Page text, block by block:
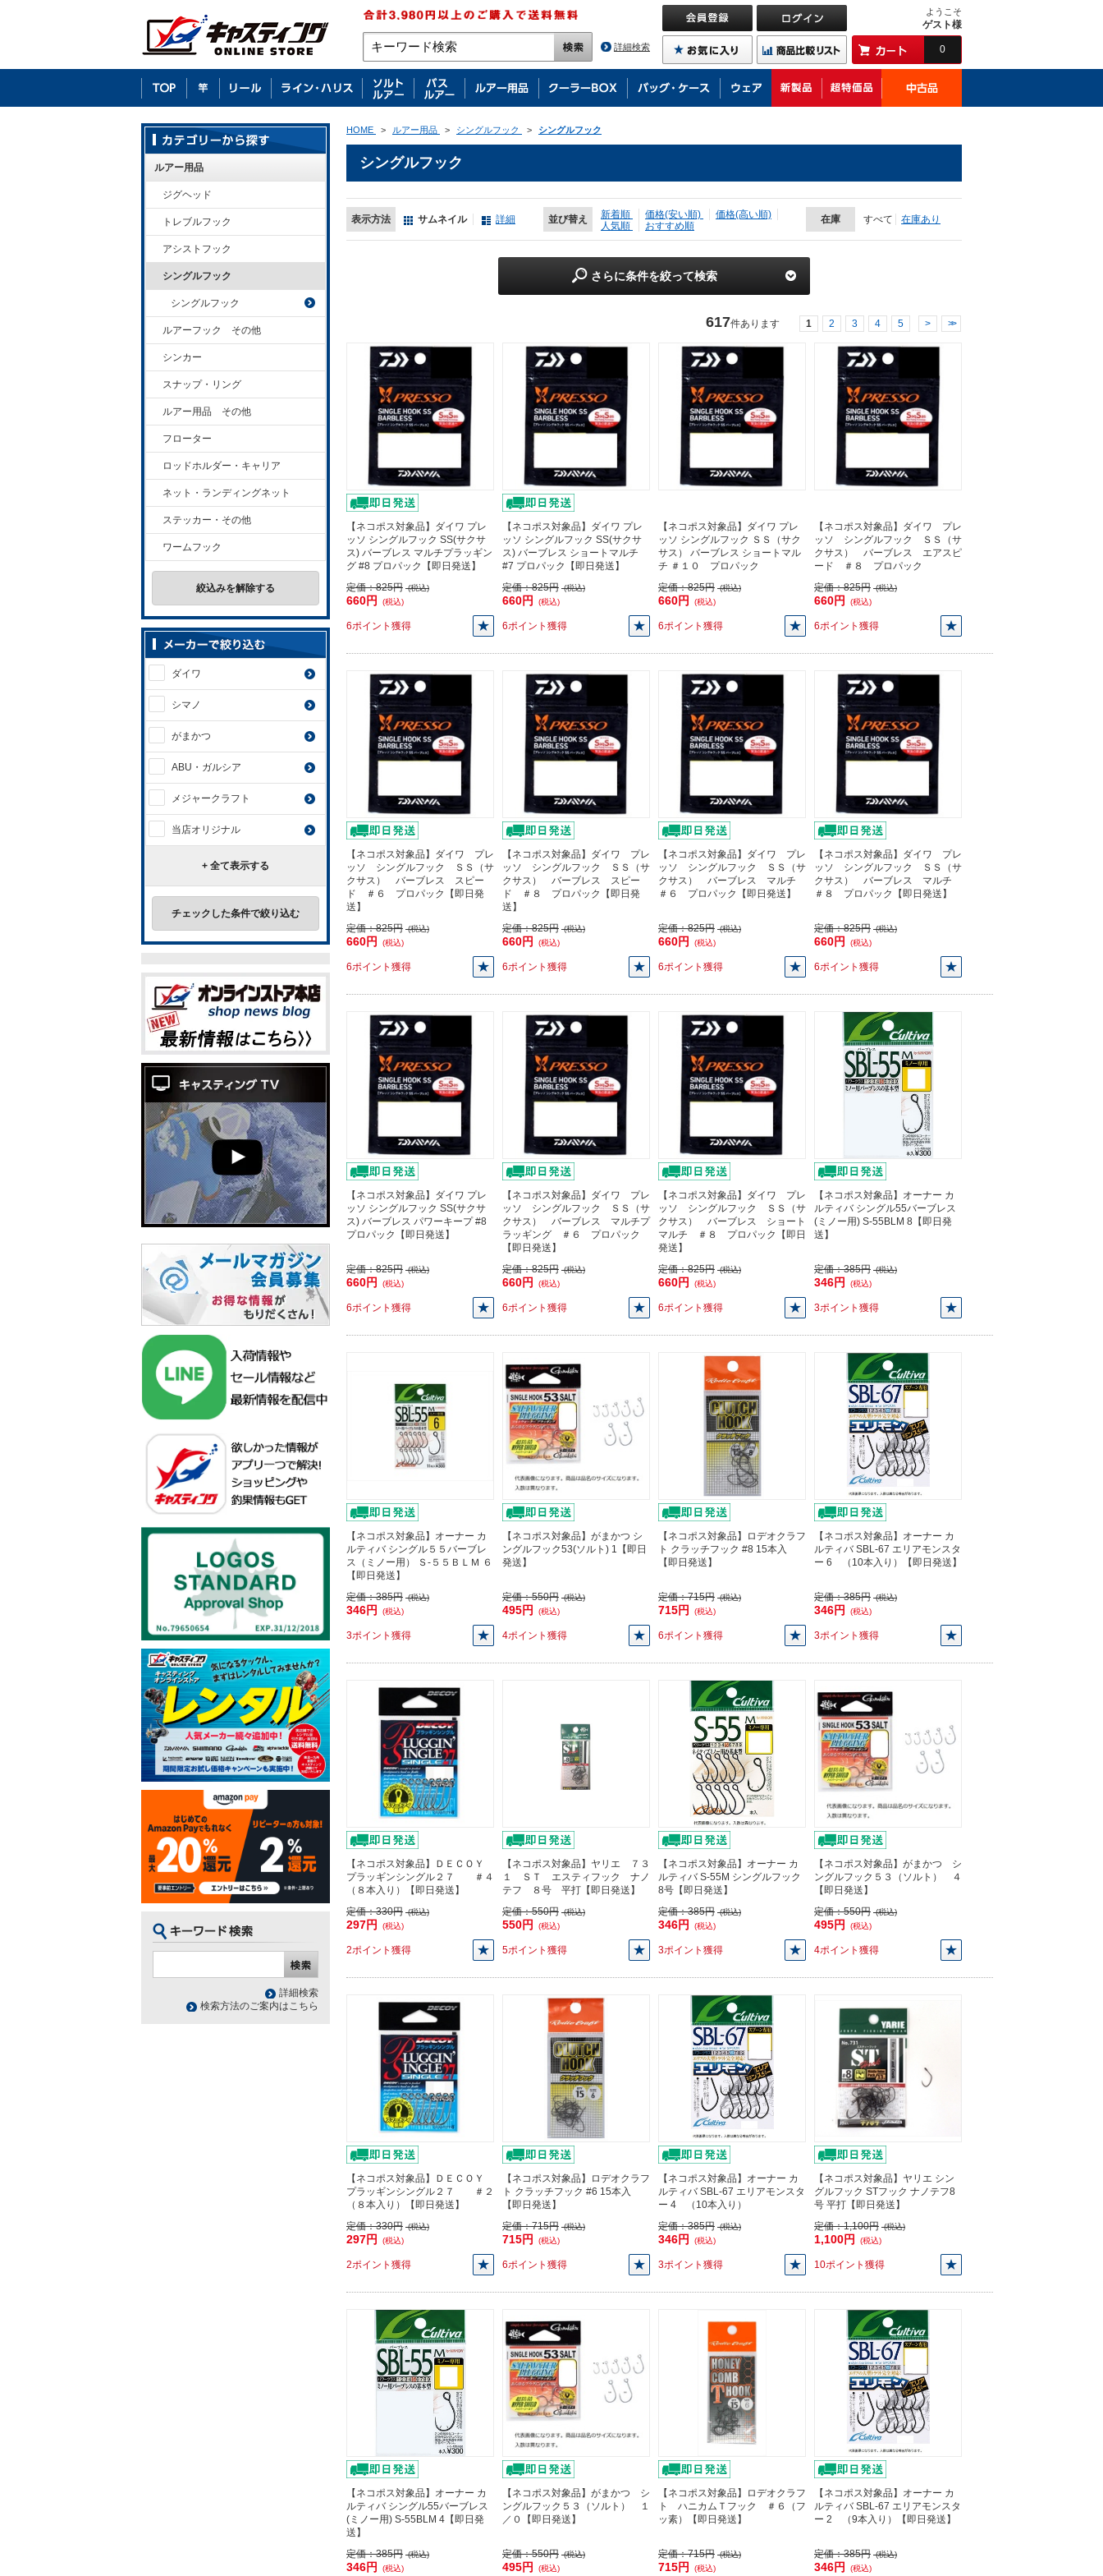
詳細検索
ようこそ
ゲスト様
0
HOME > ルアー用品 > シングルフック > シングルフック
シングルフック
表示方法 サムネイル 詳細 並び替え 新着順 価格(安い順)
価格(高い順)
人気順
おすすめ順
在庫 すべて 在庫あり
さらに条件を絞って検索
617件あります 1 2 3 4 5 > >>
【ネコポス対象品】ダイワ プレ
ッソ シングルフック SS(サクサ
ス) バーブレス マルチプラッギン
グ #8 プロパック【即日発送】
定価：825円 (税込)
660円 (税込)
6ポイント獲得
【ネコポス対象品】ダイワ プレ
ッソ シングルフック SS(サクサ
ス) バーブレス ショートマルチ
#7 プロパック【即日発送】
定価：825円 (税込)
660円 (税込)
6ポイント獲得
【ネコポス対象品】ダイワ プレ
ッソ シングルフック ＳＳ（サク
サス） バーブレス ショートマル
チ ＃１０ プロパック
定価：825円 (税込)
660円 (税込)
6ポイント獲得
【ネコポス対象品】ダイワ プレ
ッソ シングルフック ＳＳ（サ
クサス） バーブレス エアスピ
ード ＃８ プロパック
定価：825円 (税込)
660円 (税込)
6ポイント獲得
【ネコポス対象品】ダイワ プレ
ッソ シングルフック ＳＳ（サ
クサス） バーブレス スピー
ド ＃６ プロパック【即日発
送】
定価：825円 (税込)
660円 (税込)
6ポイント獲得
【ネコポス対象品】ダイワ プレ
ッソ シングルフック ＳＳ（サ
クサス） バーブレス スピー
ド ＃８ プロパック【即日発
送】
定価：825円 (税込)
660円 (税込)
6ポイント獲得
【ネコポス対象品】ダイワ プレ
ッソ シングルフック ＳＳ（サ
クサス） バーブレス マルチ
＃６ プロパック【即日発送】
定価：825円 (税込)
660円 (税込)
6ポイント獲得
【ネコポス対象品】ダイワ プレ
ッソ シングルフック ＳＳ（サ
クサス） バーブレス マルチ
＃８ プロパック【即日発送】
定価：825円 (税込)
660円 (税込)
6ポイント獲得
【ネコポス対象品】ダイワ プレ
ッソ シングルフック SS(サクサ
ス) バーブレス パワーキープ #8
プロパック【即日発送】
定価：825円 (税込)
660円 (税込)
6ポイント獲得
【ネコポス対象品】ダイワ プレ
ッソ シングルフック ＳＳ（サ
クサス） バーブレス マルチプ
ラッギング ＃６ プロパック
【即日発送】
定価：825円 (税込)
660円 (税込)
6ポイント獲得
【ネコポス対象品】ダイワ プレ
ッソ シングルフック ＳＳ（サ
クサス） バーブレス ショート
マルチ ＃８ プロパック【即日
発送】
定価：825円 (税込)
660円 (税込)
6ポイント獲得
【ネコポス対象品】オーナー カ
ルティバ シングル55バーブレス
(ミノー用) S-55BLM 8【即日発
送】
定価：385円 (税込)
346円 (税込)
3ポイント獲得
【ネコポス対象品】オーナー カ
ルティバ シングル５５バーブレ
ス（ミノー用） Ｓ-５５ＢＬＭ ６
【即日発送】
定価：385円 (税込)
346円 (税込)
3ポイント獲得
【ネコポス対象品】がまかつ シ
ングルフック53(ソルト) 1【即日
発送】
定価：550円 (税込)
495円 (税込)
4ポイント獲得
【ネコポス対象品】ロデオクラフ
ト クラッチフック #8 15本入
【即日発送】
定価：715円 (税込)
715円 (税込)
6ポイント獲得
【ネコポス対象品】オーナー カ
ルティバ SBL-67 エリアモンスタ
ー 6 （10本入り）【即日発送】
定価：385円 (税込)
346円 (税込)
3ポイント獲得
【ネコポス対象品】ＤＥＣＯＹ
プラッギンシングル２７ ＃４
（８本入り）【即日発送】
定価：330円 (税込)
297円 (税込)
2ポイント獲得
【ネコポス対象品】ヤリエ ７３
１ ＳＴ エスティフック ナノ
テフ ８号 平打【即日発送】
定価：550円 (税込)
550円 (税込)
5ポイント獲得
【ネコポス対象品】オーナー カ
ルティバ S-55M シングルフック
8号【即日発送】
定価：385円 (税込)
346円 (税込)
3ポイント獲得
【ネコポス対象品】がまかつ シ
ングルフック５３（ソルト） ４
【即日発送】
定価：550円 (税込)
495円 (税込)
4ポイント獲得
【ネコポス対象品】ＤＥＣＯＹ
プラッギンシングル２７ ＃２
（８本入り）【即日発送】
定価：330円 (税込)
297円 (税込)
2ポイント獲得
【ネコポス対象品】ロデオクラフ
ト クラッチフック #6 15本入
【即日発送】
定価：715円 (税込)
715円 (税込)
6ポイント獲得
【ネコポス対象品】オーナー カ
ルティバ SBL-67 エリアモンスタ
ー 4 （10本入り）
定価：385円 (税込)
346円 (税込)
3ポイント獲得
【ネコポス対象品】ヤリエ シン
グルフック STフック ナノテフ8
号 平打【即日発送】
定価：1,100円 (税込)
1,100円 (税込)
10ポイント獲得
【ネコポス対象品】オーナー カ
ルティバ シングル55バーブレス
(ミノー用) S-55BLM 4【即日発
送】
定価：385円 (税込)
346円 (税込)
【ネコポス対象品】がまかつ シ
ングルフック５３（ソルト） １
／０【即日発送】
定価：550円 (税込)
495円 (税込)
【ネコポス対象品】ロデオクラフ
ト ハニカムＴフック ＃６（フ
ッ素）【即日発送】
定価：715円 (税込)
715円 (税込)
【ネコポス対象品】オーナー カ
ルティバ SBL-67 エリアモンスタ
ー 2 （9本入り）【即日発送】
定価：385円 (税込)
346円 (税込)
ルアー用品
ジグヘッド
トレブルフック
アシストフック
シングルフック
シングルフック
ルアーフック その他
シンカー
スナップ・リング
ルアー用品 その他
フローター
ロッドホルダー・キャリア
ネット・ランディングネット
ステッカー・その他
ワームフック
絞込みを解除する
ダイワ
シマノ
がまかつ
ABU・ガルシア
メジャークラフト
当店オリジナル
+ 全て表示する
チェックした条件で絞り込む
詳細検索
検索方法のご案内はこちら